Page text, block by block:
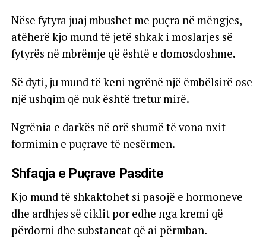
Nëse fytyra juaj mbushet me puçra në mëngjes,
atëherë kjo mund të jetë shkak i moslarjes së
fytyrës në mbrëmje që është e domosdoshme.
Së dyti, ju mund të keni ngrënë një ëmbëlsirë ose
një ushqim që nuk është tretur mirë.
Ngrënia e darkës në orë shumë të vona nxit
formimin e puçrave të nesërmen.
Shfaqja e Puçrave Pasdite
Kjo mund të shkaktohet si pasojë e hormoneve
dhe ardhjes së ciklit por edhe nga kremi që
përdorni dhe substancat që ai përmban.